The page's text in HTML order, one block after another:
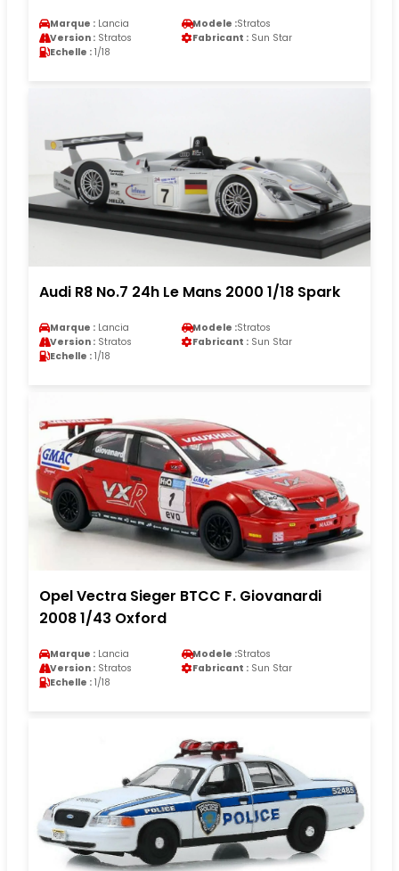
Marque : Lancia Modele :Stratos
Version : Stratos Fabricant : Sun Star
Echelle : 1/18
Audi R8 No.7 24h Le Mans 2000 1/18 Spark
Marque : Lancia Modele :Stratos
Version : Stratos Fabricant : Sun Star
Echelle : 1/18
Opel Vectra Sieger BTCC F. Giovanardi
2008 1/43 Oxford
Marque : Lancia Modele :Stratos
Version : Stratos Fabricant : Sun Star
Echelle : 1/18